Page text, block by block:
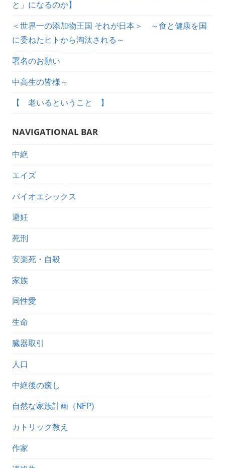
と」になるのか】
＜世界一の添加物王国 それが日本＞ ～食と健康を国
に委ねたヒトから淘汰される～
署名のお願い
中高生の皆様～
【 老いるということ 】
NAVIGATIONAL BAR
中絶
エイズ
バイオエシックス
避妊
死刑
安楽死・自殺
家族
同性愛
生命
臓器取引
人口
中絶後の癒し
自然な家族計画（NFP)
カトリック教え
作家